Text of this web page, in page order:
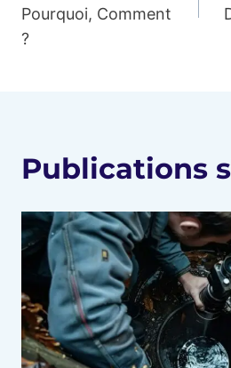
l’article
Pourquoi, Comment
?
Publications